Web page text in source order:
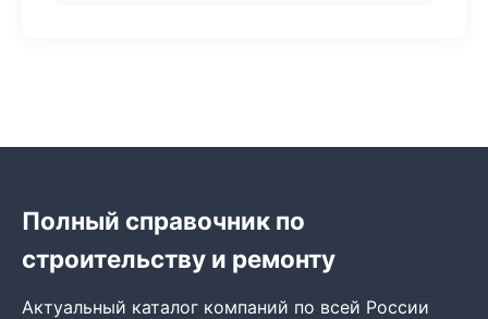
Полный справочник по
строительству и ремонту
Актуальный каталог компаний по всей России